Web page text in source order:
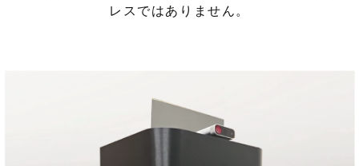
レスではありません。